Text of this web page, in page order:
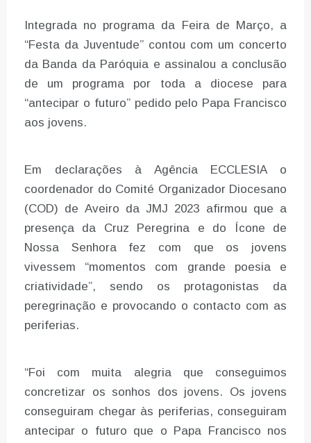
Integrada no programa da Feira de Março, a
“Festa da Juventude” contou com um concerto
da Banda da Paróquia e assinalou a conclusão
de um programa por toda a diocese para
“antecipar o futuro” pedido pelo Papa Francisco
aos jovens.
Em declarações à Agência ECCLESIA o
coordenador do Comité Organizador Diocesano
(COD) de Aveiro da JMJ 2023 afirmou que a
presença da Cruz Peregrina e do Ícone de
Nossa Senhora fez com que os jovens
vivessem “momentos com grande poesia e
criatividade”, sendo os protagonistas da
peregrinação e provocando o contacto com as
periferias.
“Foi com muita alegria que conseguimos
concretizar os sonhos dos jovens. Os jovens
conseguiram chegar às periferias, conseguiram
antecipar o futuro que o Papa Francisco nos